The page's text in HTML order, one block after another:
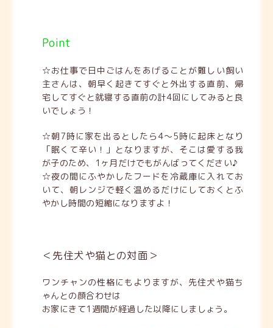
Point
☆お仕事で日中ごはんをあげることが難しい飼い
主さんは、朝早く起きてすぐと外出する直前、帰
宅してすぐと就寝する直前の計4回にしてみると良
いでしょう！
☆朝7時に家を出るとしたら4～5時に起床となり
「眠くて辛い！」となりますが、そこは愛する我
が子のため、1ヶ月だけでもがんばってください♪
☆夜の間にふやかしたフードを冷蔵庫に入れてお
いて、朝レンジで軽く温めるだけにしておくとふ
やかし時間の短縮になりますよ！
＜先住犬や猫との対面＞
ワンチャンの性格にもよりますが、先住犬や猫ち
ゃんとの顔合わせは
お家にきて1週間が経過した以降にしましょう。